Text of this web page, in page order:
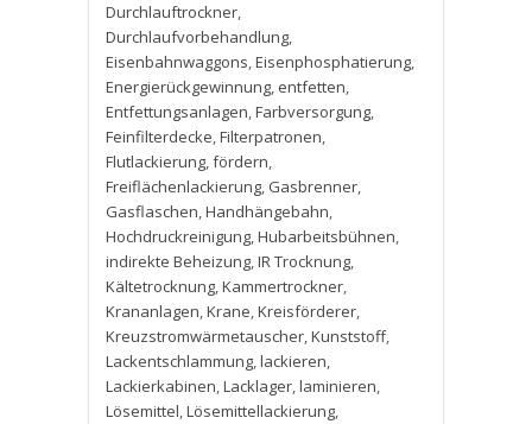
Durchlauftrockner,
Durchlaufvorbehandlung,
Eisenbahnwaggons,Eisenphosphatierung,
Energierückgewinnung, entfetten,
Entfettungsanlagen,Farbversorgung,
Feinfilterdecke,Filterpatronen,
Flutlackierung,fördern,
Freiflächenlackierung, Gasbrenner,
Gasflaschen,Handhängebahn,
Hochdruckreinigung,Hubarbeitsbühnen,
indirekte Beheizung,IR Trocknung,
Kältetrocknung,Kammertrockner,
Krananlagen,Krane,Kreisförderer,
Kreuzstromwärmetauscher,Kunststoff,
Lackentschlammung,lackieren,
Lackierkabinen,Lacklager,laminieren,
Lösemittel,Lösemittellackierung,